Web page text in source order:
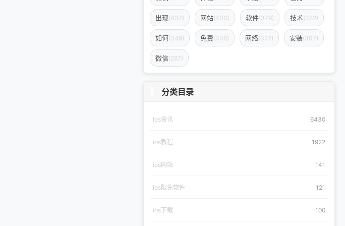
出现(437) 网站(400) 软件(379) 技术(352)
如何(349) 免费(336) 网络(322) 安装(307)
微信(287)
分类目录
Ios资讯 6430
ios教程 1922
ios网站 141
ios限免软件 121
ios下载 100